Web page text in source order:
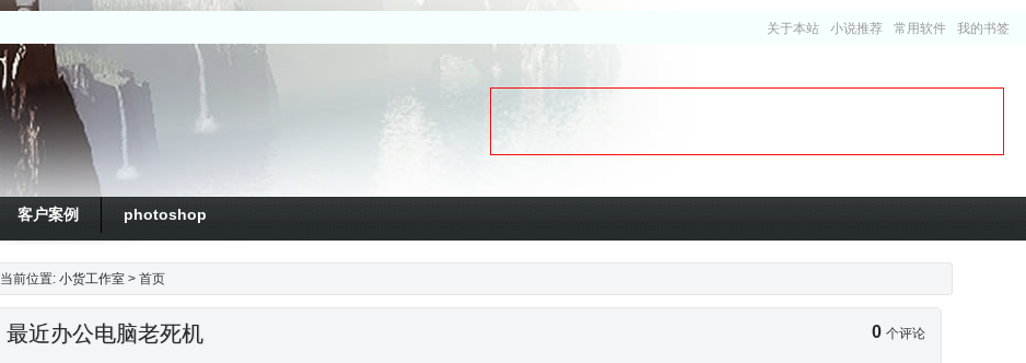
关于本站 小说推荐 常用软件 我的书签
客户案例 photoshop
当前位置:小货工作室 > 首页
最近办公电脑老死机 0个评论